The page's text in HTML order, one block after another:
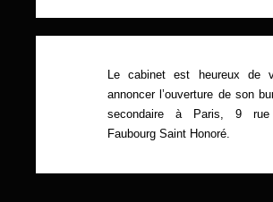
Le cabinet est heureux de
annoncer l’ouverture de son
secondaire à Paris, 9
Faubourg Saint Honoré.